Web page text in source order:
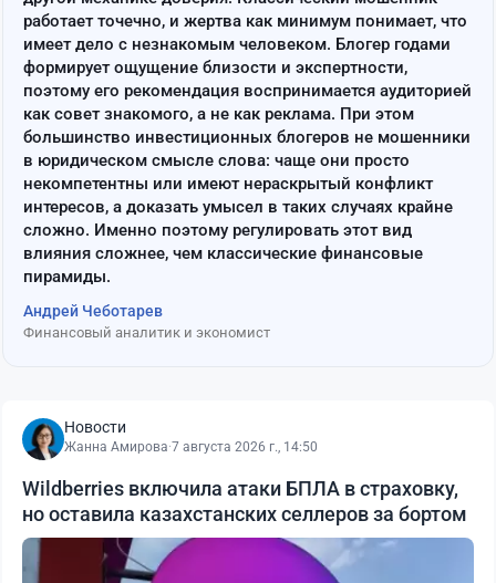
работает точечно, и жертва как минимум понимает, что
имеет дело с незнакомым человеком. Блогер годами
формирует ощущение близости и экспертности,
поэтому его рекомендация воспринимается аудиторией
как совет знакомого, а не как реклама. При этом
большинство инвестиционных блогеров не мошенники
в юридическом смысле слова: чаще они просто
некомпетентны или имеют нераскрытый конфликт
интересов, а доказать умысел в таких случаях крайне
сложно. Именно поэтому регулировать этот вид
влияния сложнее, чем классические финансовые
пирамиды.
Андрей Чеботарев
Финансовый аналитик и экономист
Новости
Жанна Амирова·7 августа 2026 г., 14:50
Wildberries включила атаки БПЛА в страховку,
но оставила казахстанских селлеров за бортом